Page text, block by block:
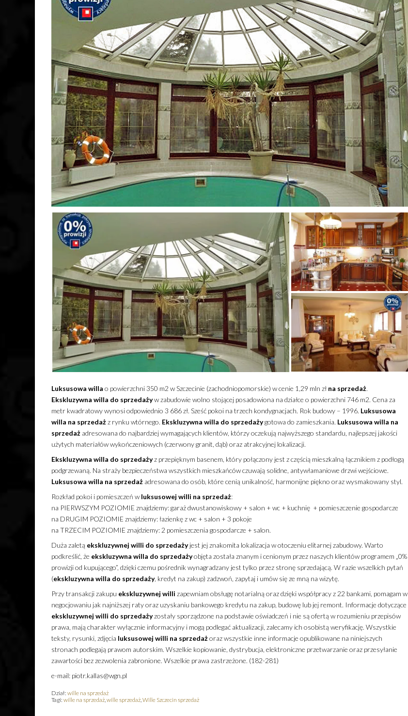
Luksusowa willa o powierzchni 350 m2 w Szczecinie (zachodniopomorskie) w cenie 1,29 mln zł na sprzedaż.
Ekskluzywna willa do sprzedażyw zabudowie wolno stojącej posadowiona na działce o powierzchni 746 m2. Cena za
metr kwadratowy wynosi odpowiednio 3 686 zł. Sześć pokoi na trzech kondygnacjach. Rok budowy – 1996. Luksusowa
willa na sprzedażz rynku wtórnego. Ekskluzywna willa do sprzedażygotowa do zamieszkania. Luksusowa willa na
sprzedażadresowana do najbardziej wymagających klientów, którzy oczekują najwyższego standardu, najlepszej jakości
użytych materiałów wykończeniowych (czerwony granit, dąb) oraz atrakcyjnej lokalizacji.
Ekskluzywna willa do sprzedażyz przepięknym basenem, który połączony jest z częścią mieszkalną łącznikiem z podłogą
podgrzewaną. Na straży bezpieczeństwa wszystkich mieszkańców czuwają solidne, antywłamaniowe drzwi wejściowe.
Luksusowa willa na sprzedażadresowana do osób, które cenią unikalność, harmonijne piękno oraz wysmakowany styl.
Rozkład pokoi i pomieszczeń w luksusowej willi na sprzedaż:
na PIERWSZYM POZIOMIE znajdziemy: garaż dwustanowiskowy + salon + wc + kuchnię + pomieszczenie gospodarcze
na DRUGIM POZIOMIE znajdziemy: łazienkę z wc + salon + 3 pokoje
na TRZECIM POZIOMIE znajdziemy: 2 pomieszczenia gospodarcze + salon.
Duża zaletą ekskluzywnej willi do sprzedażyjest jej znakomita lokalizacja w otoczeniu elitarnej zabudowy. Warto
podkreślić, że ekskluzywna willa do sprzedażyobjęta została znanym i cenionym przez naszych klientów programem „0%
prowizji od kupującego”, dzięki czemu pośrednik wynagradzany jest tylko przez stronę sprzedającą. W razie wszelkich pytań
(ekskluzywna willa do sprzedaży, kredyt na zakup) zadzwoń, zapytaj i umów się ze mną na wizytę.
Przy transakcji zakupu ekskluzywnej willi zapewniam obsługę notarialną oraz dzięki współpracy z 22 bankami, pomagam w
negocjowaniu jak najniższej raty oraz uzyskaniu bankowego kredytu na zakup, budowę lub jej remont. Informacje dotyczące
ekskluzywnej willi do sprzedażyzostały sporządzone na podstawie oświadczeń i nie są ofertą w rozumieniu przepisów
prawa, mają charakter wyłącznie informacyjny i mogą podlegać aktualizacji, zalecamy ich osobistą weryfikację. Wszystkie
teksty, rysunki, zdjęcia luksusowej willi na sprzedażoraz wszystkie inne informacje opublikowane na niniejszych
stronach podlegają prawom autorskim. Wszelkie kopiowanie, dystrybucja, elektroniczne przetwarzanie oraz przesyłanie
zawartości bez zezwolenia zabronione. Wszelkie prawa zastrzeżone. (182-281)
e-mail: piotr.kallas@wgn.pl
Dział: wille na sprzedaż
Tagi: wille na sprzedaż,wille sprzedaż,Wille Szczecin sprzedaż